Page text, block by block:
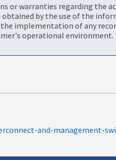
or warranties regarding the
by the use of the
implementation of any
operational environment.
and-management-